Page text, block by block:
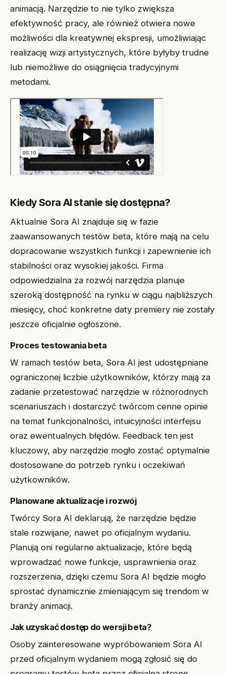
animacją. Narzędzie to nie tylko zwiększa
efektywność pracy, ale również otwiera nowe
możliwości dla kreatywnej ekspresji, umożliwiając
realizację wizji artystycznych, które byłyby trudne
lub niemożliwe do osiągnięcia tradycyjnymi
metodami.
Kiedy Sora AI stanie się dostępna?
Aktualnie Sora AI znajduje się w fazie
zaawansowanych testów beta, które mają na celu
dopracowanie wszystkich funkcji i zapewnienie ich
stabilności oraz wysokiej jakości. Firma
odpowiedzialna za rozwój narzędzia planuje
szeroką dostępność na rynku w ciągu najbliższych
miesięcy, choć konkretne daty premiery nie zostały
jeszcze oficjalnie ogłoszone.
Proces testowania beta
W ramach testów beta, Sora AI jest udostępniane
ograniczonej liczbie użytkowników, którzy mają za
zadanie przetestować narzędzie w różnorodnych
scenariuszach i dostarczyć twórcom cenne opinie
na temat funkcjonalności, intuicyjności interfejsu
oraz ewentualnych błędów. Feedback ten jest
kluczowy, aby narzędzie mogło zostać optymalnie
dostosowane do potrzeb rynku i oczekiwań
użytkowników.
Planowane aktualizacje i rozwój
Twórcy Sora AI deklarują, że narzędzie będzie
stale rozwijane, nawet po oficjalnym wydaniu.
Planują oni regularne aktualizacje, które będą
wprowadzać nowe funkcje, usprawnienia oraz
rozszerzenia, dzięki czemu Sora AI będzie mogło
sprostać dynamicznie zmieniającym się trendom w
branży animacji.
Jak uzyskać dostęp do wersji beta?
Osoby zainteresowane wypróbowaniem Sora AI
przed oficjalnym wydaniem mogą zgłosić się do